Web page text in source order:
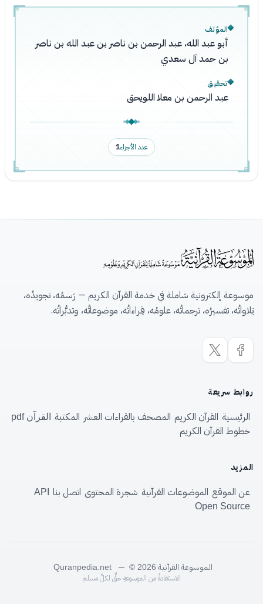
المؤلف
أبو عبد الله، عبد الرحمن بن ناصر بن عبد الله بن ناصر
بن حمد آل سعدي
تحقيق
عبد الرحمن بن معلا اللويحق
عدد الأجزاء1
موسوعة إلكترونية شاملة في خدمة القرآن الكريم — رَسمُه، تجويدُه،
تِلاواتُه، تفسيرُه، ترجماتُه، علومُه، قِراءاتُه، موضوعاتُه، وتدبُّراتُه.
روابط سريعة
الرئيسية القرآن الكريم المصحف بالقراءات العشر المكتبة القرآن pdf
خطوط القرآن الكريم
المزيد
عن الموقع الموضوعات القرآنية شجرة المحتوى اتصل بنا
API
Open Source
الموسوعة القرآنية Quranpedia.net — © 2026
الاستفادةُ من الموسوعةِ حقٌّ لكلِّ مسلم